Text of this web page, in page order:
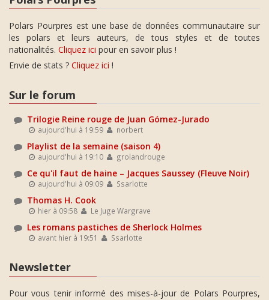
Polars Pourpres est une base de données communautaire sur
les polars et leurs auteurs, de tous styles et de toutes
nationalités. Cliquez ici pour en savoir plus !
Envie de stats ? Cliquez ici !
Sur le forum
Trilogie Reine rouge de Juan Gómez-Jurado
aujourd'hui à 19:59 norbert
Playlist de la semaine (saison 4)
aujourd'hui à 19:10 grolandrouge
Ce qu'il faut de haine – Jacques Saussey (Fleuve Noir)
aujourd'hui à 09:09 Ssarlotte
Thomas H. Cook
hier à 09:58 Le Juge Wargrave
Les romans pastiches de Sherlock Holmes
avant hier à 19:51 Ssarlotte
Newsletter
Pour vous tenir informé des mises-à-jour de Polars Pourpres,